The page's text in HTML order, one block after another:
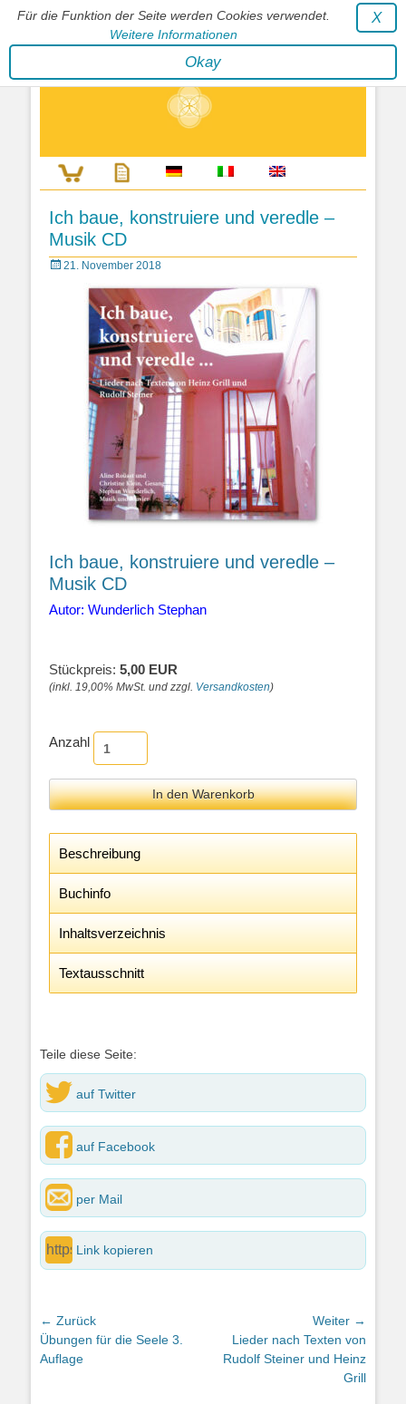
Für die Funktion der Seite werden Cookies verwendet.
Weitere Informationen
X
Okay
Stephan Wunderlich Verlag
Literatur zur Förderung der Gestaltfähigkeit des Lebens
Ich baue, konstruiere und veredle –
Musik CD
Posted21. November 2018
Ich baue, konstruiere und veredle –
Musik CD
Autor: Wunderlich Stephan
Stückpreis: 5,00 EUR
(inkl. 19,00% MwSt. und zzgl. Versandkosten)
Anzahl
Beschreibung
Buchinfo
Inhaltsverzeichnis
Textausschnitt
Teile diese Seite:
auf Twitter
auf Facebook
per Mail
Link kopieren
Beitragsnavigation
← Zurück
Vorheriger
Beitrag:
Übungen für die Seele 3.
Auflage
Weiter →
Nächster
Beitrag:
Lieder nach Texten von
Rudolf Steiner und Heinz
Grill